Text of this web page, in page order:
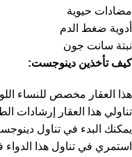
مضادات حيوية
أدوية ضغط الدم
نبتة سانت جون
كيف تأخذين دينوجست:
هذا العقار مخصص للنساء
تناولي هذا العقار إرشادات
يمكنك البدء في تناول
استمري في تناول هذا الدواء